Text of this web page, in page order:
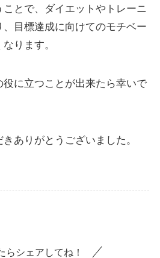
とで、ダイエットやトレーニ
目標達成に向けてのモチベー
ります。
に立つことが出来たら幸いで
ありがとうございました。
らシェアしてね！